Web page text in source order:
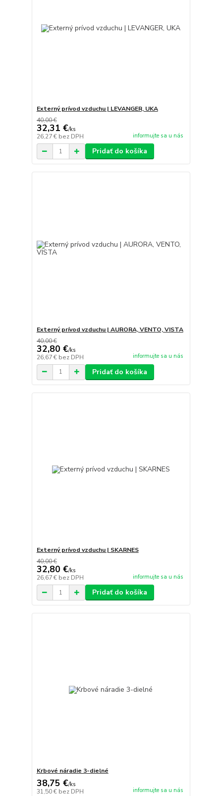
Externý prívod vzduchu | LEVANGER, UKA
40,00 €
32,31 €/ks
26,27 € bez DPH informujte sa u nás
Pridať do košíka
Externý prívod vzduchu | AURORA, VENTO, VISTA
40,00 €
32,80 €/ks
26,67 € bez DPH informujte sa u nás
Pridať do košíka
Externý prívod vzduchu | SKARNES
40,00 €
32,80 €/ks
26,67 € bez DPH informujte sa u nás
Pridať do košíka
Krbové náradie 3-dielné
38,75 €/ks
31,50 € bez DPH informujte sa u nás